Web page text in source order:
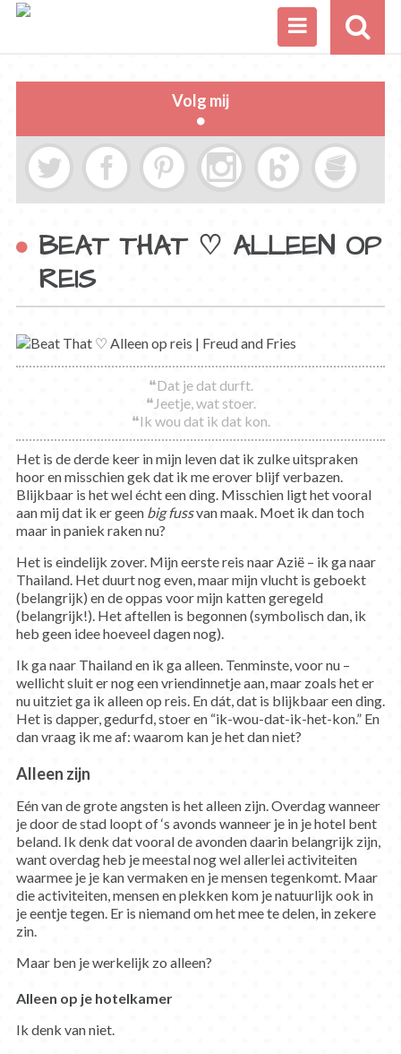
Volg mij
BEAT THAT ♡ ALLEEN OP
REIS
❝Dat je dat durft.
❝Jeetje, wat stoer.
❝Ik wou dat ik dat kon.
Het is de derde keer in mijn leven dat ik zulke uitspraken
hoor en misschien gek dat ik me erover blijf verbazen.
Blijkbaar is het wel écht een ding. Misschien ligt het vooral
aan mij dat ik er geen big fussvan maak. Moet ik dan toch
maar in paniek raken nu?
Het is eindelijk zover. Mijn eerste reis naar Azië – ik ga naar
Thailand. Het duurt nog even, maar mijn vlucht is geboekt
(belangrijk) en de oppas voor mijn katten geregeld
(belangrijk!). Het aftellen is begonnen (symbolisch dan, ik
heb geen idee hoeveel dagen nog).
Ik ga naar Thailand en ik ga alleen. Tenminste, voor nu –
wellicht sluit er nog een vriendinnetje aan, maar zoals het er
nu uitziet ga ik alleen op reis. En dát, dat is blijkbaar een ding.
Het is dapper, gedurfd, stoer en “ik-wou-dat-ik-het-kon.” En
dan vraag ik me af: waarom kan je het dan niet?
Alleen zijn
Eén van de grote angsten is het alleen zijn. Overdag wanneer
je door de stad loopt of ‘s avonds wanneer je in je hotel bent
beland. Ik denk dat vooral de avonden daarin belangrijk zijn,
want overdag heb je meestal nog wel allerlei activiteiten
waarmee je je kan vermaken en je mensen tegenkomt. Maar
die activiteiten, mensen en plekken kom je natuurlijk ook in
je eentje tegen. Er is niemand om het mee te delen, in zekere
zin.
Maar ben je werkelijk zo alleen?
Alleen op je hotelkamer
Ik denk van niet.